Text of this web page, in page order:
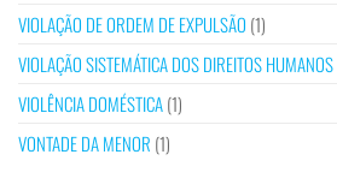
VIOLAÇÃO DE ORDEM DE EXPULSÃO (1)
VIOLAÇÃO SISTEMÁTICA DOS DIREITOS HUMANOS
VIOLÊNCIA DOMÉSTICA(1)
VONTADE DA MENOR (1)